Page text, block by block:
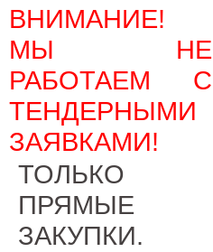
ВНИМАНИЕ!
МЫ НЕ
РАБОТАЕМ С
ТЕНДЕРНЫМИ
ЗАЯВКАМИ!
ТОЛЬКО
ПРЯМЫЕ
ЗАКУПКИ.